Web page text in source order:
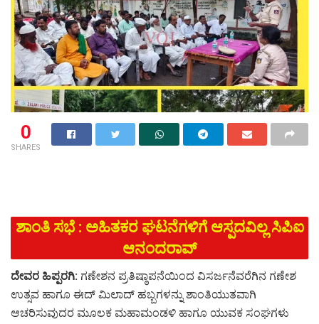
0
SHARES
ಶಾಂತಿ ಸಭೆ : ಅಹಿತಕರ ಘಟನೆಗಳಿಗೆ ಆಸ್ಪದವಿಲ್ಲ ಸಿಪಿಐ
ಆನಂದರಾವ್
ದೇವರ ಹಿಪ್ಪರಗಿ: ಗಣೇಶನ ಪ್ರತಿಷ್ಠಾಪನೆಯಿಂದ ವಿಸರ್ಜನೆವರೆಗಿನ ಗಣೇಶ
ಉತ್ಸವ ಹಾಗೂ ಈದ್ ಮಿಲಾದ್ ಹಬ್ಬಗಳನ್ನು ಶಾಂತಿಯುತವಾಗಿ
ಆಚರಿಸುವುದರ ಮೂಲಕ ಮಹಾಮಂಡಳಿ ಹಾಗೂ ಯುವಕ ಸಂಘಗಳು